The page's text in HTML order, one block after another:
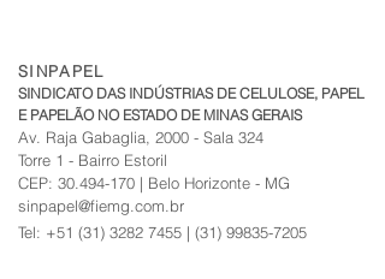
SINPAPEL
SINDICATO DAS INDÚSTRIAS DE CELULOSE, PAPEL
E PAPELÃO NO ESTADO DE MINAS GERAIS
Av. Raja Gabaglia, 2000 - Sala 324
Torre 1 - Bairro Estoril
CEP: 30.494-170 | Belo Horizonte - MG
sinpapel@fiemg.com.br
Tel: +51 (31) 3282 7455 | (31) 99835-7205